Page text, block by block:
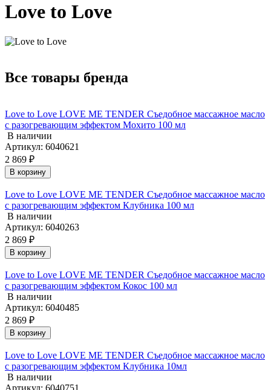
Love to Love
Все товары бренда
Love to Love LOVE ME TENDER Съедобное массажное масло
с разогревающим эффектом Мохито 100 мл
В наличии
Артикул: 6040621
2 869 ₽
В корзину
Love to Love LOVE ME TENDER Съедобное массажное масло
с разогревающим эффектом Клубника 100 мл
В наличии
Артикул: 6040263
2 869 ₽
В корзину
Love to Love LOVE ME TENDER Съедобное массажное масло
с разогревающим эффектом Кокос 100 мл
В наличии
Артикул: 6040485
2 869 ₽
В корзину
Love to Love LOVE ME TENDER Съедобное массажное масло
с разогревающим эффектом Клубника 10мл
В наличии